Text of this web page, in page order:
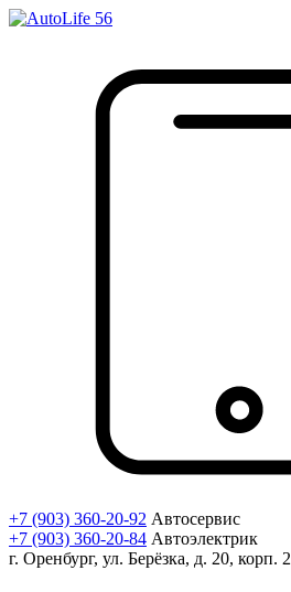
+7 (903) 360-20-92 Автосервис
+7 (903) 360-20-84 Автоэлектрик
г. Оренбург, ул. Берёзка, д. 20, корп. 2